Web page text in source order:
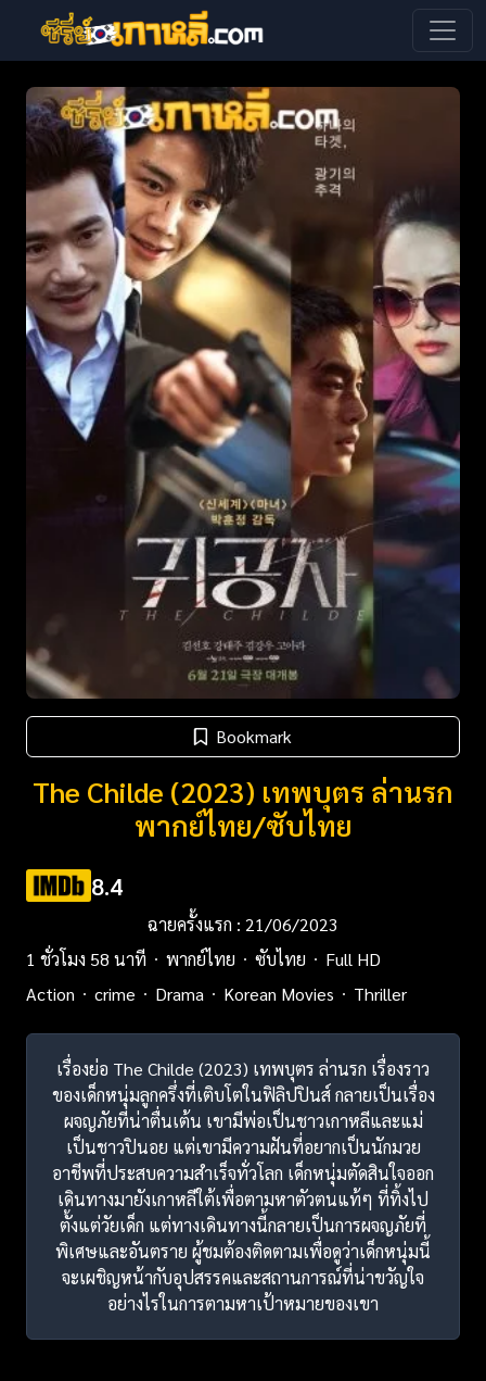
Bookmark
The Childe (2023) เทพบุตร ล่านรก
พากย์ไทย/ซับไทย
8.4
ฉายครั้งแรก : 21/06/2023
1 ชั่วโมง 58 นาที
พากย์ไทย ซับไทย
Full HD
Action
crime Drama Korean Movies Thriller
เรื่องย่อ The Childe (2023) เทพบุตร ล่านรก เรื่องราว
ของเด็กหนุ่มลูกครึ่งที่เติบโตในฟิลิปปินส์ กลายเป็นเรื่อง
ผจญภัยที่น่าตื่นเต้น เขามีพ่อเป็นชาวเกาหลีและแม่
เป็นชาวปินอย แต่เขามีความฝันที่อยากเป็นนักมวย
อาชีพที่ประสบความสำเร็จทั่วโลก เด็กหนุ่มตัดสินใจออก
เดินทางมายังเกาหลีใต้เพื่อตามหาตัวตนแท้ๆ ที่ทิ้งไป
ตั้งแต่วัยเด็ก แต่ทางเดินทางนี้กลายเป็นการผจญภัยที่
พิเศษและอันตราย ผู้ชมต้องติดตามเพื่อดูว่าเด็กหนุ่มนี้
จะเผชิญหน้ากับอุปสรรคและสถานการณ์ที่น่าขวัญใจ
อย่างไรในการตามหาเป้าหมายของเขา